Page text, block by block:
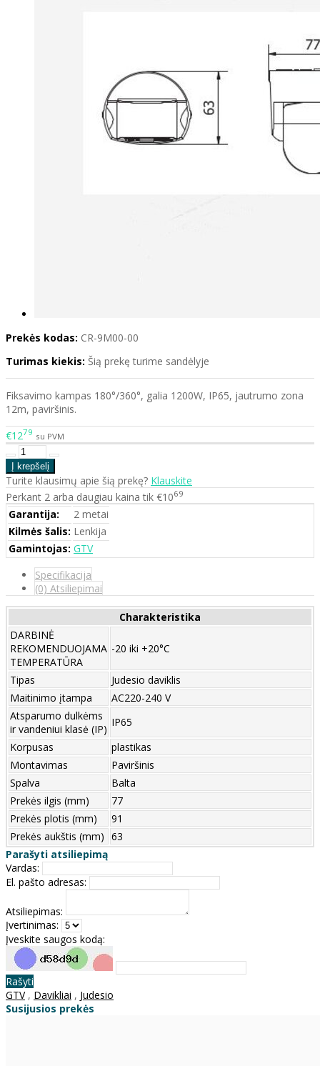
Prekės kodas: CR-9M00-00
Turimas kiekis: Šią prekę turime sandėlyje
Fiksavimo kampas 180°/360°, galia 1200W, IP65, jautrumo zona
12m, paviršinis.
€1279 su PVM
Turite klausimų apie šią prekę? Klauskite
Perkant 2 arba daugiau kaina tik €1069
Garantija:
2 metai
Kilmės šalis: Lenkija
Gamintojas: GTV
Specifikacija
(0) Atsiliepimai
Charakteristika
DARBINĖ
REKOMENDUOJAMA
TEMPERATŪRA
-20 iki +20°C
Tipas
Judesio daviklis
Maitinimo įtampa
AC220-240 V
Atsparumo dulkėms
ir vandeniui klasė (IP)
IP65
Korpusas
plastikas
Montavimas
Paviršinis
Spalva
Balta
Prekės ilgis (mm)
77
Prekės plotis (mm)
91
Prekės aukštis (mm) 63
Parašyti atsiliepimą
Vardas:
El. pašto adresas:
Atsiliepimas:
Įvertinimas:
Įveskite saugos kodą:
Rašyti
GTV, Davikliai , Judesio
Susijusios prekės